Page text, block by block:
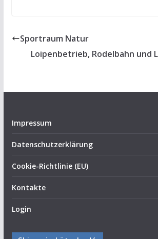
Sportraum Natur
Loipenbetrieb, Rodelbahn und
Impressum
Datenschutzerklärung
Cookie-Richtlinie (EU)
Kontakte
Login